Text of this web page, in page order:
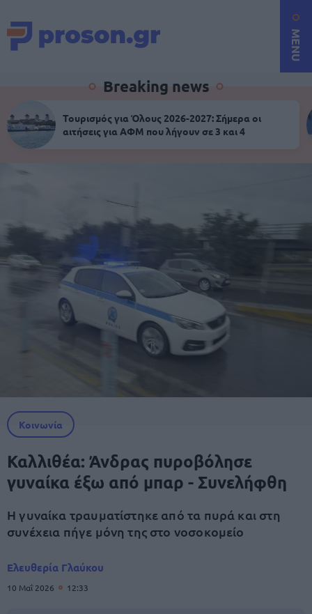
MENU
Breaking news
Τουρισμός για Όλους 2026-2027: Σήμερα οι
αιτήσεις για ΑΦΜ που λήγουν σε 3 και 4
Κοινωνία
Καλλιθέα: Άνδρας πυροβόλησε
γυναίκα έξω από μπαρ - Συνελήφθη
Η γυναίκα τραυματίστηκε από τα πυρά και στη
συνέχεια πήγε μόνη της στο νοσοκομείο
Ελευθερία Γλαύκου
10 Μαΐ 2026 12:33